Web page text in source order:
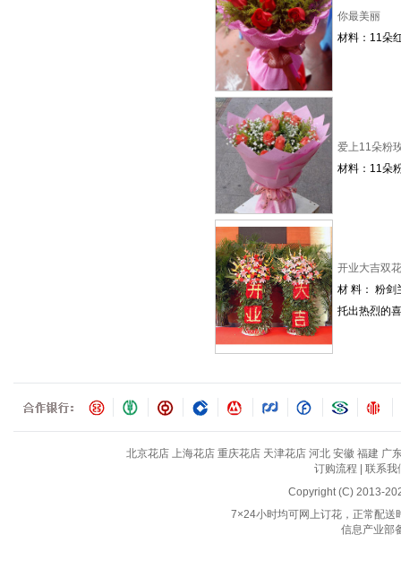
你最美丽
材料：11朵
爱上11朵粉
材料：11朵
开业大吉双
材 料： 粉剑
托出热烈的
北京花店 上海花店 重庆花店 天津花店 河北 安徽 福建 广
订购流程
联系我
Copyright (C) 2013-
7×24小时均可网上订花，正常配
信息产业部